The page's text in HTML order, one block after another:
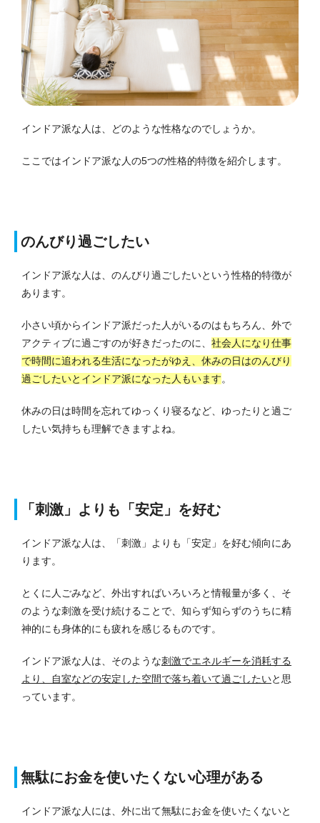
インドア派な人は、どのような性格なのでしょうか。
ここではインドア派な人の5つの性格的特徴を紹介します。
のんびり過ごしたい
インドア派な人は、のんびり過ごしたいという性格的特徴が
あります。
小さい頃からインドア派だった人がいるのはもちろん、外で
アクティブに過ごすのが好きだったのに、 社会人になり仕事
で時間に追われる生活になったがゆえ、休みの日はのんびり
過ごしたいとインドア派になった人もいます。
休みの日は時間を忘れてゆっくり寝るなど、ゆったりと過ご
したい気持ちも理解できますよね。
「刺激」よりも「安定」を好む
インドア派な人は、「刺激」よりも「安定」を好む傾向にあ
ります。
とくに人ごみなど、外出すればいろいろと情報量が多く、そ
のような刺激を受け続けることで、知らず知らずのうちに精
神的にも身体的にも疲れを感じるものです。
インドア派な人は、そのような刺激でエネルギーを消耗する
より、自室などの安定した空間で落ち着いて過ごしたいと思
っています。
無駄にお金を使いたくない心理がある
インドア派な人には、外に出て無駄にお金を使いたくないと